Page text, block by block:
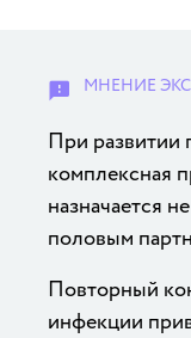
При развитии
комплексная
назначается
половым
Повторный
инфекции